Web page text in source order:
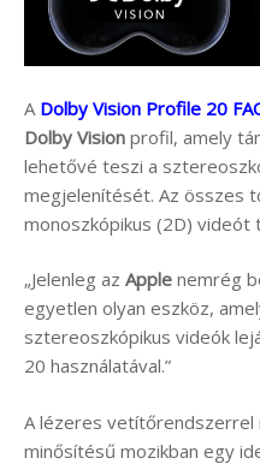
A Dolby Vision Profile 20
Dolby Vision profil, amely
lehetővé teszi a
megjelenítését. Az összes
monoszkópikus (2D) videót
„Jelenleg az Apple nemrég
egyetlen olyan eszköz,
sztereoszkópikus videók
20 használatával.”
A lézeres vetítőrendszerrel
minősítésű mozikban egy